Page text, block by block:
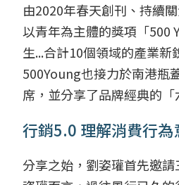
由2020年春天創刊、持續
以青年為主體的獎項「500
生...合計10個領域的產業
500Young也接力於南港瓶
席，並分享了品牌經典的「
行銷5.0 理解消費行為
分享之始，劉姿瓘首先邀